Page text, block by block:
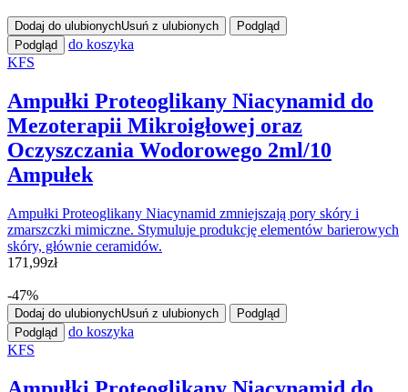
Dodaj do ulubionychUsuń z ulubionych
Podgląd
Podgląd
do koszyka
KFS
Ampułki Proteoglikany Niacynamid do
Mezoterapii Mikroigłowej oraz
Oczyszczania Wodorowego 2ml/10
Ampułek
Ampułki Proteoglikany Niacynamid zmniejszają pory skóry i
zmarszczki mimiczne. Stymuluje produkcję elementów barierowych
skóry, głównie ceramidów.
171,99zł
-47%
Dodaj do ulubionychUsuń z ulubionych
Podgląd
Podgląd
do koszyka
KFS